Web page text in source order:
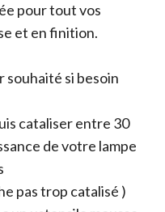
pour tout vos
et en finition.
souhaité si besoin
cataliser entre 30
de votre lampe
pas trop catalisé )